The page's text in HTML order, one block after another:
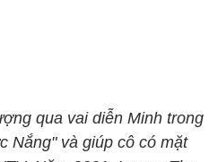
qua vai diễn Minh trong
Nắng" và giúp cô có mặt